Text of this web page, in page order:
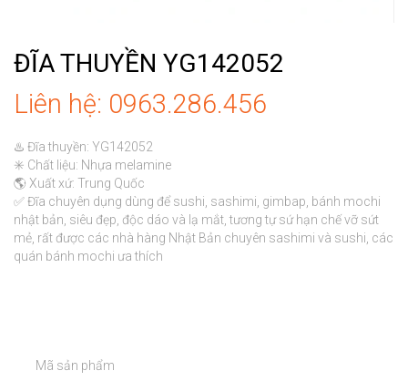
ĐĨA THUYỀN YG142052
Liên hệ: 0963.286.456
♨️ Đĩa thuyền: YG142052
✳️ Chất liệu: Nhựa melamine
🌎 Xuất xứ: Trung Quốc
✅ Đĩa chuyên dụng dùng để sushi, sashimi, gimbap, bánh mochi
nhật bản, siêu đẹp, độc dáo và lạ mắt, tương tự sứ hạn chế vỡ sứt
mẻ, rất được các nhà hàng Nhật Bản chuyên sashimi và sushi, các
quán bánh mochi ưa thích